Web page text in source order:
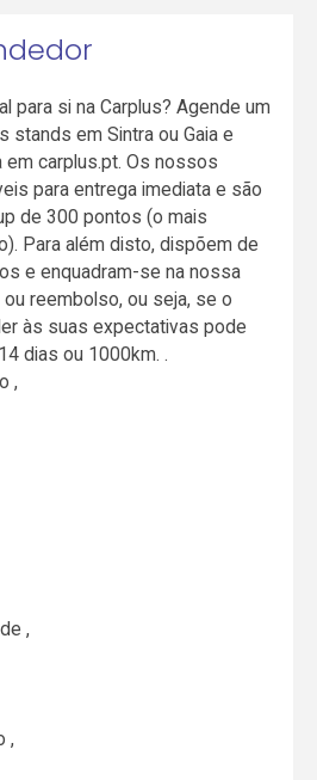
para si na Carplus? Agende um
em Sintra ou Gaia e
em carplus.pt. Os nossos
para entrega imediata e são
de 300 pontos (o mais
Para além disto, dispõem de
e enquadram-se na nossa
reembolso, ou seja, se o
às suas expectativas pode
dias ou 1000km. .
,
,
,